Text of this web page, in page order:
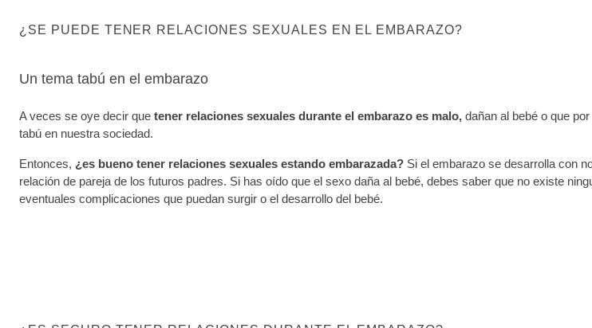
¿SE PUEDE TENER RELACIONES SEXUALES EN EL EMBARAZO?
Un tema tabú en el embarazo
A veces se oye decir que tener relaciones sexuales durante el embarazo es malo, dañan al bebé o que
tabú en nuestra sociedad.
Entonces, ¿es bueno tener relaciones sexuales estando embarazada? Si el embarazo se desarrolla con
relación de pareja de los futuros padres. Si has oído que el sexo daña al bebé, debes saber que no existe
eventuales complicaciones que puedan surgir o el desarrollo del bebé.